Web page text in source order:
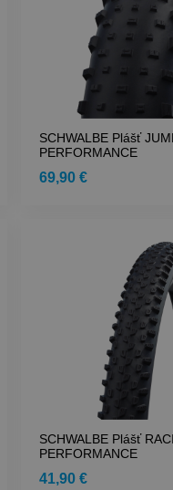
SCHWALBE Plášť
PERFORMANCE
69,90 €
SCHWALBE Plášť
PERFORMANCE
41,90 €